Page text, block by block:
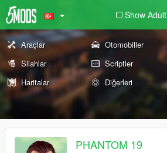
Show Adult
Araçlar Otomobiller
Silahlar
Scriptler
Haritalar
Diğerleri
PHANTOM 19